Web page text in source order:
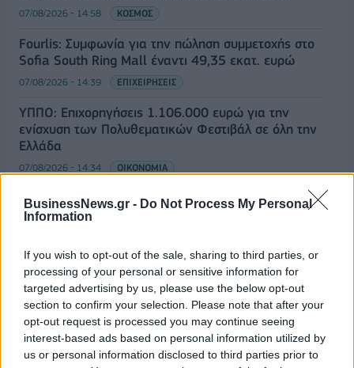
BusinessNews.gr - Do Not Process My Personal
Information
If you wish to opt-out of the sale, sharing to third parties, or
processing of your personal or sensitive information for
targeted advertising by us, please use the below opt-out
section to confirm your selection. Please note that after your
opt-out request is processed you may continue seeing
interest-based ads based on personal information utilized by
us or personal information disclosed to third parties prior to
07/08/2026 - 14:58 ΚΟΣΜΟΣ
Fourlis: Συμφωνία για την πώληση συμμετοχής στο
Sofia South Ring Mall έναντι 49,35 εκατ. ευρώ
07/08/2026 - 14:39 ΕΠΙΧΕΙΡΗΣΕΙΣ
ΥΠΠΟ: Επιχορηγήσεις 1.106.000 ευρώ για την
ενίσχυση των Πολυθεματικών Φεστιβάλ σε όλη την
Ελλάδα
07/08/2026 - 14:34 ΟΙΚΟΝΟΜΙΑ
Άρειος Πάγος- Ε. Μπακέλας: Δεν ανασύρεται από το
αρχείο η υπόθεση των υποκλοπών
Σαουδική Αραβία, Τουρκία και Πακιστάν
υπογράφουν κοινή αμυντική συμφωνία
07/08/2026 - 13:47 ΚΟΣΜΟΣ
ΟΛΕΣ ΟΙ ΕΙΔΗΣΕΙΣ